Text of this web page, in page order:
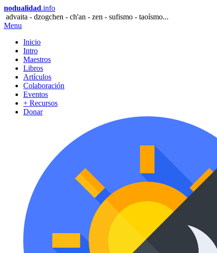
nodualidad.info
advaita - dzogchen - ch'an - zen - sufismo - taoísmo...
Menu
Inicio
Intro
Maestros
Libros
Artículos
Colaboración
Eventos
+ Recursos
Donar